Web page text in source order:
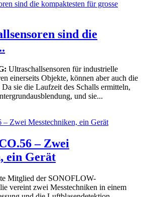
sind die
Ultraschallsensoren für industrielle
einerseits Objekte, können aber auch die
Da sie die Laufzeit des Schalls ermitteln,
und sie...
– Zwei
ein Gerät
Mitglied der SONOFLOW-
vereint zwei Messtechniken in einem